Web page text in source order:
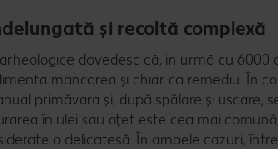
și recoltă complexă
dovedesc că, în urmă cu 6000
mâncarea și chiar ca remediu. În
primăvara și, după spălare și uscare,
în ulei sau oțet este cea mai
o delicatesă. În ambele cazuri,